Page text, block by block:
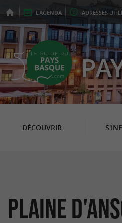
L'AGENDA ADRESSES
DÉCOUVRIR
Plaine